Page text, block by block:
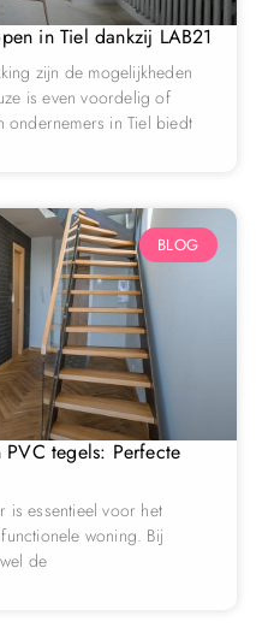
in Tiel dankzij LAB21
zijn de mogelijkheden
is even voordelig of
ondernemers in Tiel biedt
BLOG
tegels: Perfecte
is essentieel voor het
woning. Bij
de